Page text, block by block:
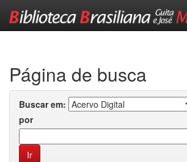
Página de busca
Buscar em:
por